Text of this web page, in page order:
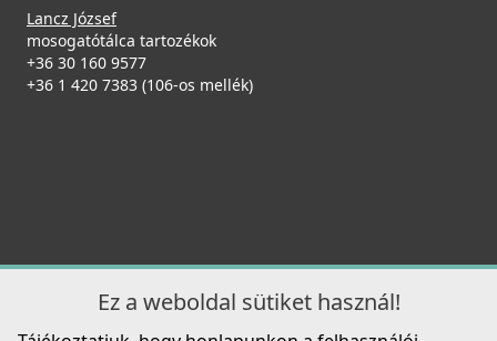
ELLECI - Tisztítószer protector spray
mosogatótálcákhoz
Lancz József
mosogatótálca tartozékok
+36 30 160 9577
+36 1 420 7383 (106-os mellék)
Ez a weboldal sütiket használ!